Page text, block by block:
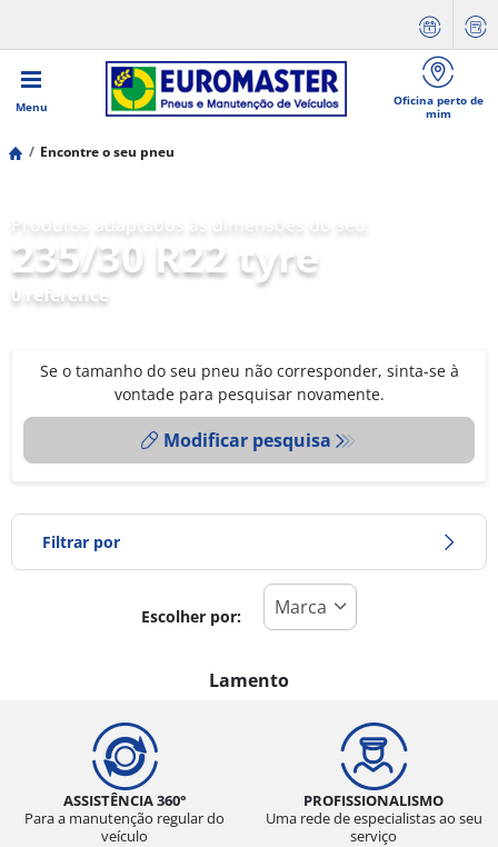
Menu
Oficina perto de
mim
Encontre o seu pneu
235/30 R22 tyre
0 reference
Se o tamanho do seu pneu não corresponder, sinta-se à
vontade para pesquisar novamente.
Modificar pesquisa
Filtrar por
Todos os tipos (0)
Verão (0)
Todas as estações (0)
Escolher por:
Lamento
ASSISTÊNCIA 360°
Para a manutenção regular do
veículo
PROFISSIONALISMO
Uma rede de especialistas ao seu
serviço